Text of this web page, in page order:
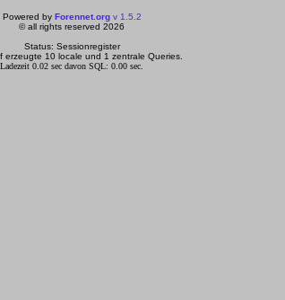
Powered by Forennet.org v 1.5.2
© all rights reserved 2026
Status: Sessionregister
erzeugte 10 locale und 1 zentrale Queries.
Ladezeit 0.02 sec davon SQL: 0.00 sec.